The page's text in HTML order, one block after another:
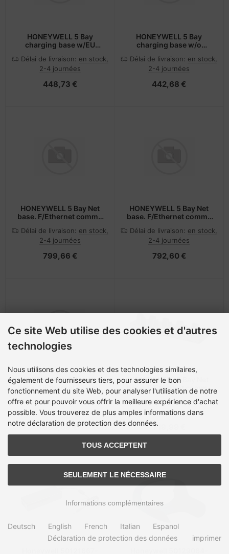
HONEYWELL 5 Bay
charging base w/EU
Délai de livraison: en stock,
2-4 journées
448,73 €
HONEYWELL 5 Bay
charging base w/o
Délai de livraison: en stock,
2-4 journées
442,68 €
HONEYWELL 5 Bay Net
base. F/Ethernet comms
Délai de livraison: en stock,
2-4 journées
799,66 €
HONEYWELL 5 Bay Net
base. F/Ethernet comms
Délai de livraison: en stock,
2-4 journées
792,60 €
HONEYWELL 5 Bay Net
base. F/Ethernet comms
and re
Délai de livraison: en stock,
2-4 journées
683,69 €
HONEYWELL 5 Bay Net
base. F/Ethernet comms
and re
Délai de livraison:1
semaine
719,99 €
Ce site Web utilise des cookies et d'autres
technologies
Nous utilisons des cookies et des technologies similaires,
également de fournisseurs tiers, pour assurer le bon
fonctionnement du site Web, pour analyser l'utilisation de notre
offre et pour pouvoir vous offrir la meilleure expérience d'achat
possible. Vous trouverez de plus amples informations dans
notre déclaration de protection des données.
TOUS ACCEPTENT
SEULEMENT LE NÉCESSAIRE
Informations complémentaires
Deutsch English French Italian
Espanol
Déclaration de protection des données
imprimer